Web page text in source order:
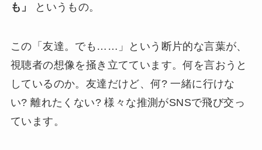
も」
というもの。
この「友達。でも……」という断片的な言葉が、
視聴者の想像を掻き立てています。何を言おうと
しているのか。友達だけど、何? 一緒に行けな
い? 離れたくない? 様々な推測がSNSで飛び交っ
ています。